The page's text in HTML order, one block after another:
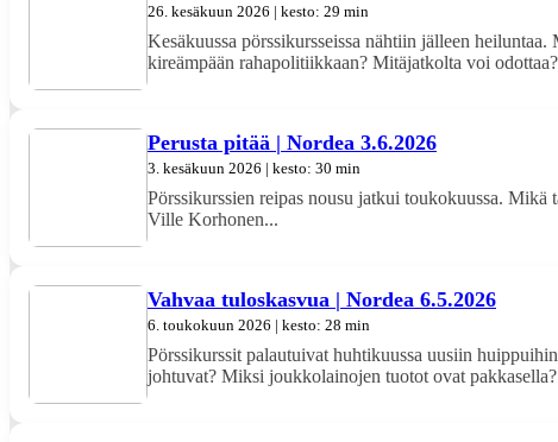
26. kesäkuun 2026 | kesto: 29 min
Kesäkuussa pörssikursseissa nähtiin jälleen
kireämpään rahapolitiikkaan? Mitäjatkolta voi
Perusta pitää | Nordea 3.6.2026
3. kesäkuun 2026 | kesto: 30 min
Pörssikurssien reipas nousu jatkui toukokuussa.
Ville Korhonen...
Vahvaa tuloskasvua | Nordea 6.5.2026
6. toukokuun 2026 | kesto: 28 min
Pörssikurssit palautuivat huhtikuussa uusiin
johtuvat? Miksi joukkolainojen tuotot ovat